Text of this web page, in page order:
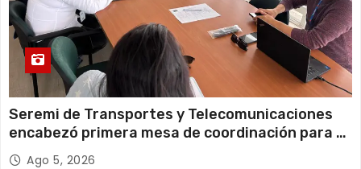
Seremi de Transportes y Telecomunicaciones
encabezó primera mesa de coordinación para el
retiro de cables en desuso en Iquique
Ago 5, 2026